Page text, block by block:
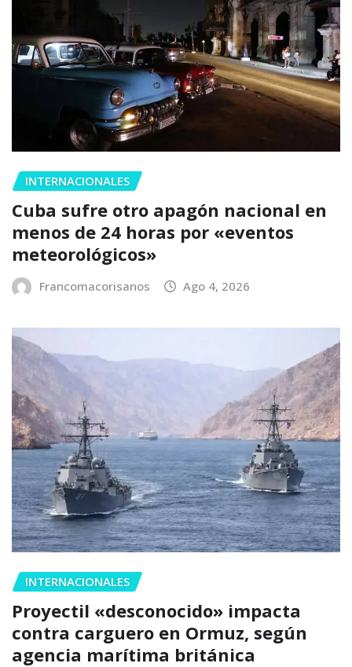
INTERNACIONALES
Cuba sufre otro apagón nacional en
menos de 24 horas por «eventos
meteorológicos»
Francomacorisanos Ago 4, 2026
INTERNACIONALES
Proyectil «desconocido» impacta
contra carguero en Ormuz, según
agencia marítima británica